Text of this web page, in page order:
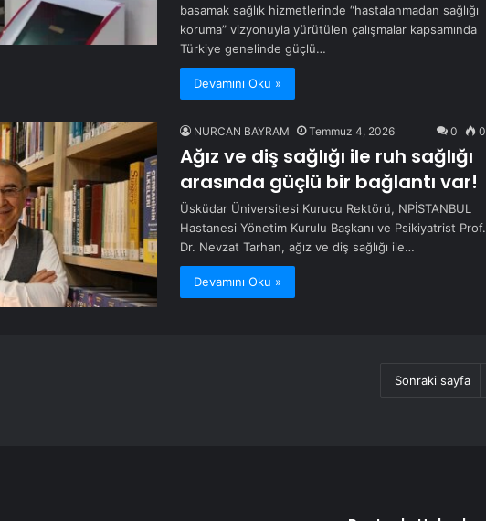
basamak sağlık hizmetlerinde “hastalanmadan sağlığı
koruma” vizyonuyla yürütülen çalışmalar kapsamında
Türkiye genelinde güçlü…
Devamını Oku »
NURCAN BAYRAM Temmuz 4, 2026 0 0
Ağız ve diş sağlığı ile ruh sağlığı
arasında güçlü bir bağlantı var!
Üsküdar Üniversitesi Kurucu Rektörü, NPİSTANBUL
Hastanesi Yönetim Kurulu Başkanı ve Psikiyatrist Prof.
Dr. Nevzat Tarhan, ağız ve diş sağlığı ile…
Devamını Oku »
Sonraki sayfa